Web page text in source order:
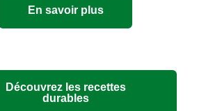
En savoir plus
Découvrez les recettes
durables